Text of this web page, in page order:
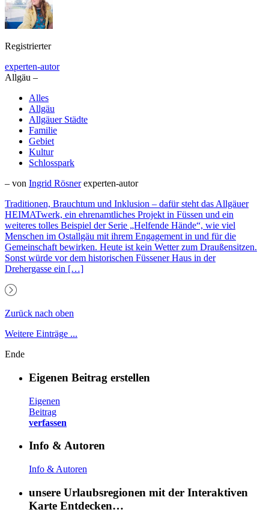
Registrierter
experten-autor
Allgäu –
Alles
Allgäu
Allgäuer Städte
Familie
Gebiet
Kultur
Schlosspark
– von Ingrid Rösner experten-autor
Traditionen, Brauchtum und Inklusion – dafür steht das Allgäuer
HEIMATwerk, ein ehrenamtliches Projekt in Füssen und ein
weiteres tolles Beispiel der Serie „Helfende Hände“, wie viel
Menschen im Ostallgäu mit ihrem Engagement in und für die
Gemeinschaft bewirken. Heute ist kein Wetter zum Draußensitzen.
Sonst würde vor dem historischen Füssener Haus in der
Drehergasse ein […]
Zurück nach oben
Weitere Einträge ...
Ende
Eigenen Beitrag erstellen
Eigenen
Beitrag
verfassen
Info & Autoren
Info & Autoren
unsere Urlaubsregionen mit der Interaktiven
Karte Entdecken…